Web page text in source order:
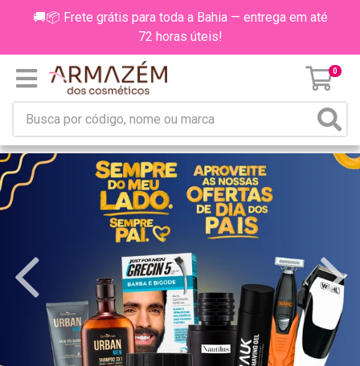
🚚📦 Frete grátis para toda a Bahia — entrega em até
72 horas úteis!
0